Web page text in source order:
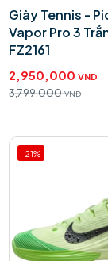
Giày Tennis -
Vapor Pro 3
FZ2161
2,950,000 VND
3,799,000 VND
-21%